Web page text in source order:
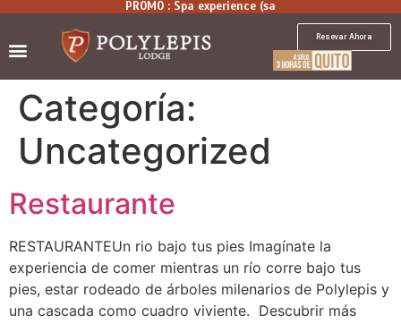
PROMO : Spa experience sau
Resevar Ahora
Categoría:
Uncategorized
Restaurante
RESTAURANTEUn rio bajo tus pies Imagínate la
experiencia de comer mientras un río corre bajo tus
pies, estar rodeado de árboles milenarios de Polylepis y
una cascada como cuadro viviente. Descubrir más